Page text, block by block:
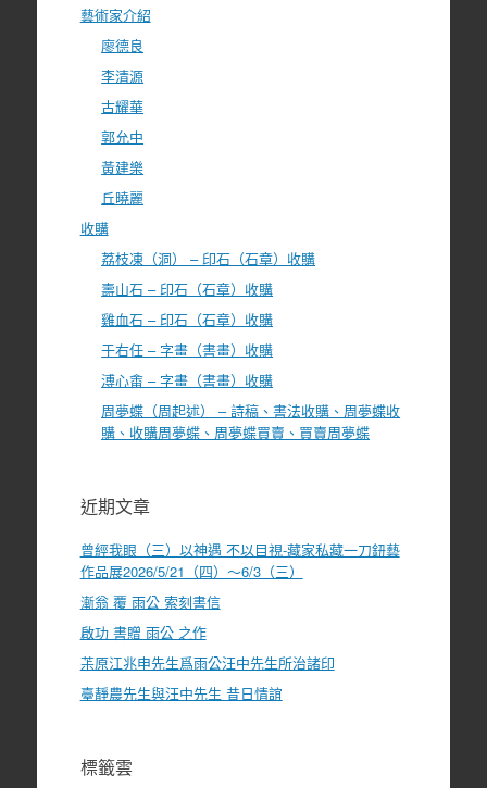
藝術家介紹
廖德良
李清源
古耀華
郭允中
黃建樂
丘曉麗
收購
荔枝凍（洞） – 印石（石章）收購
壽山石 – 印石（石章）收購
雞血石 – 印石（石章）收購
于右任 – 字畫（書畫）收購
溥心畬 – 字畫（書畫）收購
周夢蝶（周起述） – 詩稿、書法收購、周夢蝶收
購、收購周夢蝶、周夢蝶買賣、買賣周夢蝶
近期文章
曾經我眼（三）以神遇 不以目視-藏家私藏一刀鈕藝
作品展2026/5/21（四）～6/3（三）
漸翁 覆 雨公 索刻書信
啟功 書贈 雨公 之作
茮原江兆申先生爲雨公汪中先生所治諸印
臺靜農先生與汪中先生 昔日情誼
標籤雲